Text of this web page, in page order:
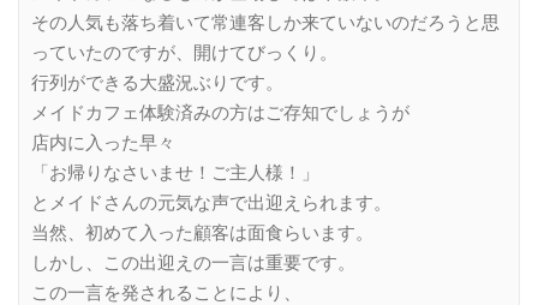
その人気も落ち着いて常連客しか来ていないのだろうと思
っていたのですが、開けてびっくり。
行列ができる大盛況ぶりです。
メイドカフェ体験済みの方はご存知でしょうが
店内に入った早々
「お帰りなさいませ！ご主人様！」
とメイドさんの元気な声で出迎えられます。
当然、初めて入った顧客は面食らいます。
しかし、この出迎えの一言は重要です。
この一言を発されることにより、